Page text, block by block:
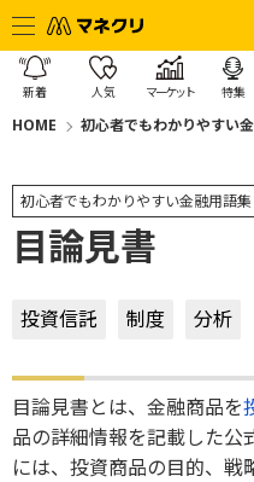
新着 人気 マーケット 特集
HOME 初心者でもわかりやすい
初心者でもわかりやすい金融用語集
目論見書
投資信託 制度 分析
目論見書とは、金融商品を
品の詳細情報を記載した公
には、投資商品の目的、戦